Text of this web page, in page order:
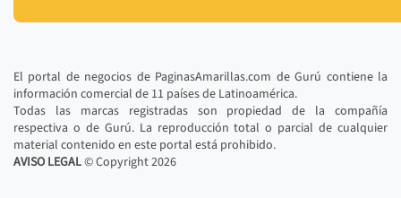
El portal de negocios de PaginasAmarillas.com de Gurú contiene la
información comercial de 11 países de Latinoamérica.
Todas las marcas registradas son propiedad de la compañía
respectiva o de Gurú. La reproducción total o parcial de cualquier
material contenido en este portal está prohibido.
AVISO LEGAL© Copyright2026